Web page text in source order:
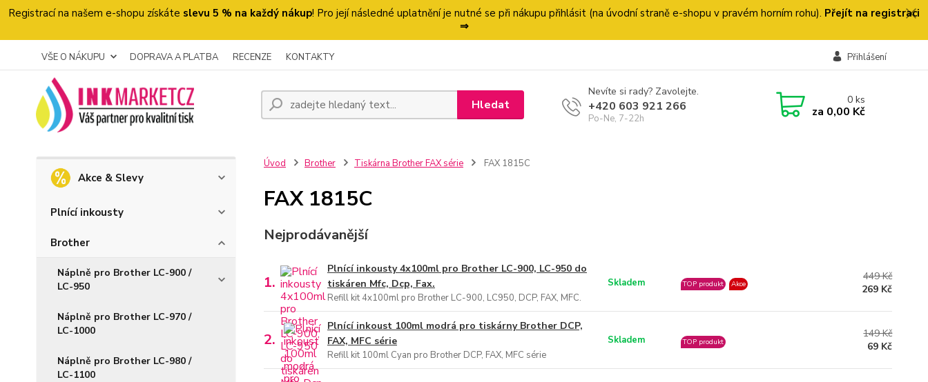
Registrací na našem e-shopu získáte slevu 5 % na každý nákup! Pro její následné uplatnění je nutné se při nákupu přihlásit (na úvodní straně e-shopu v pravém horním rohu). Přejít na registraci
⇒
VŠE O NÁKUPU DOPRAVA A PLATBA RECENZE KONTAKTY Přihlášení
Hledat
Nevíte si rady? Zavolejte.
+420 603 921 266
Po-Ne, 7-22h
0ks
za 0,00 Kč
Akce & Slevy
Plnící inkousty
Brother
Náplně pro Brother LC-900 /
LC-950
Náplně pro Brother LC-970 /
LC-1000
Náplně pro Brother LC-980 /
LC-1100
Úvod Brother Tiskárna Brother FAX série FAX 1815C
FAX 1815C
Nejprodávanější
1.
Plnící inkousty 4x100ml pro Brother LC-900, LC-950 do
tiskáren Mfc, Dcp, Fax.
Refill kit 4x100ml pro Brother LC-900, LC950, DCP, FAX, MFC.
Skladem TOP produkt Akce
449 Kč
269 Kč
2.
Plnící inkoust 100ml modrá pro tiskárny Brother DCP,
FAX, MFC série
Refill kit 100ml Cyan pro Brother DCP, FAX, MFC série
Skladem TOP produkt
149 Kč
69 Kč